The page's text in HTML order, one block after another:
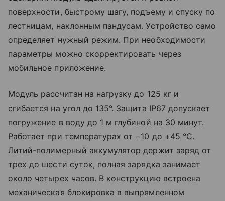
поверхности, быстрому шагу, подъему и спуску по
лестницам, наклонным пандусам. Устройство само
определяет нужный режим. При необходимости
параметры можно скорректировать через
мобильное приложение.
Модуль рассчитан на нагрузку до 125 кг и
сгибается на угол до 135°. Защита IP67 допускает
погружение в воду до 1 м глубиной на 30 минут.
Работает при температурах от −10 до +45 °C.
Литий-полимерный аккумулятор держит заряд от
трех до шести суток, полная зарядка занимает
около четырех часов. В конструкцию встроена
механическая блокировка в выпрямленном